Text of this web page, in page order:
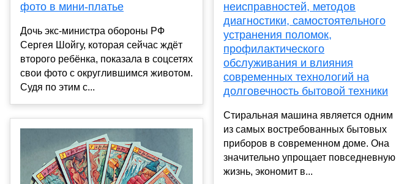
фото в мини-платье
Дочь экс-министра обороны РФ
Сергея Шойгу, которая сейчас ждёт
второго ребёнка, показала в соцсетях
свои фото с округлившимся животом.
Судя по этим с...
неисправностей, методов
диагностики, самостоятельного
устранения поломок,
профилактического
обслуживания и влияния
современных технологий на
долговечность бытовой техники
Стиральная машина является одним
из самых востребованных бытовых
приборов в современном доме. Она
значительно упрощает повседневную
жизнь, экономит в...